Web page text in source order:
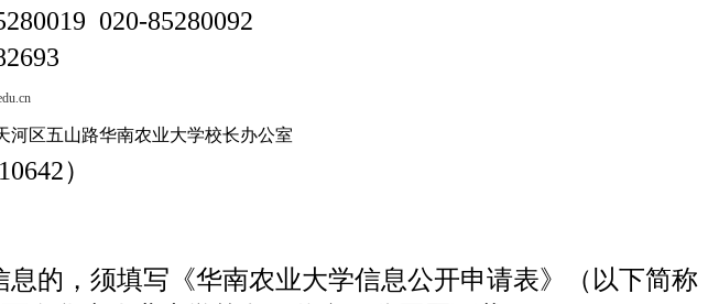
020-85280092
河区五山路华南农业大学校长办公室
）
息的，须填写《华南农业大学信息公开申请表》（以下简称